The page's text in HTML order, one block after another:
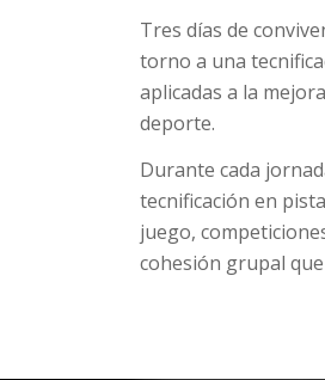
Tres días de
torno a una
aplicadas a la
deporte.
Durante cada
tecnificación en
juego,
cohesión grupal